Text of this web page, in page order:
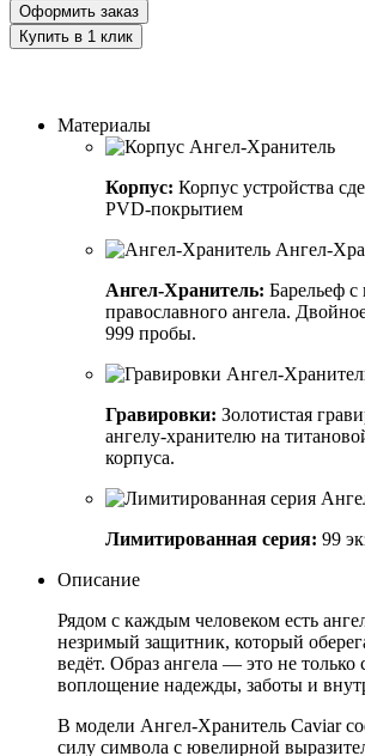
Оформить заказ
Купить в 1 клик
Материалы
Корпус: Корпус устройства
PVD-покрытием
Ангел-Хранитель: Барельеф
православного ангела.
999 пробы.
Гравировки: Золотистая
ангелу-хранителю на
корпуса.
Лимитированная серия: 99
Описание
Рядом с каждым человеком есть
незримый защитник, который
ведёт. Образ ангела — это не
воплощение надежды, заботы и
В модели Ангел-Хранитель Caviar
силу символа с ювелирной